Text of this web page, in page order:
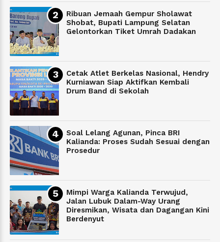
Ribuan Jemaah Gempur Sholawat
Shobat, Bupati Lampung Selatan
Gelontorkan Tiket Umrah Dadakan
Cetak Atlet Berkelas Nasional, Hendry
Kurniawan Siap Aktifkan Kembali
Drum Band di Sekolah
Soal Lelang Agunan, Pinca BRI
Kalianda: Proses Sudah Sesuai dengan
Prosedur
Mimpi Warga Kalianda Terwujud,
Jalan Lubuk Dalam-Way Urang
Diresmikan, Wisata dan Dagangan Kini
Berdenyut